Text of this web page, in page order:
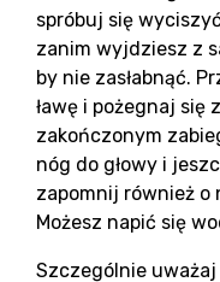
spróbuj się
zanim wyjdziesz z
by nie zasłabnąć.
ławę i pożegnaj się
zakończonym
nóg do głowy i
zapomnij również o
Możesz napić się
Szczególnie